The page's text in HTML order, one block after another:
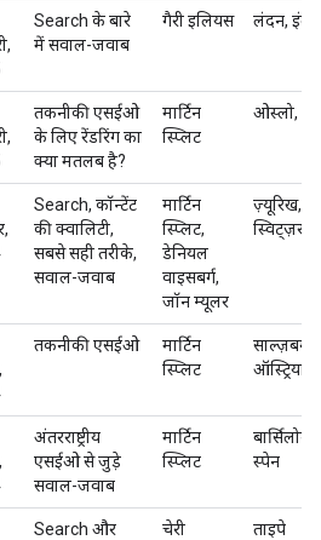
Search के बारे
में सवाल-जवाब
गैरी इलियस लंदन,
तकनीकी एसईओ
के लिए रेंडरिंग का
क्या मतलब है?
मार्टिन
स्प्लिट
ओस्लो,
Search, कॉन्टेंट
की क्वालिटी,
सबसे सही तरीके,
सवाल-जवाब
मार्टिन
स्प्लिट,
डेनियल
वाइसबर्ग,
जॉन म्यूलर
ज़्यूरिख,
तकनीकी एसईओ
मार्टिन
स्प्लिट
साल्ज़बर्ग,
ऑस्ट्रिया
अंतरराष्ट्रीय
एसईओ से जुड़े
सवाल-जवाब
मार्टिन
स्प्लिट
बार्सिलोना,
स्पेन
Search और चेरी ताइपे